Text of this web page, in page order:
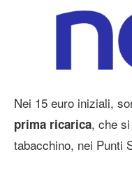
Nei 15 euro iniziali,
prima ricarica, che
tabacchino, nei Punti